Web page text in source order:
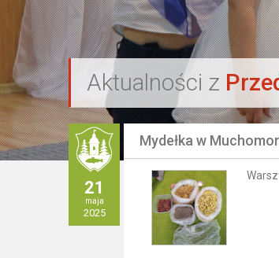
Aktualności z
21
maja
2025
Mydełka w